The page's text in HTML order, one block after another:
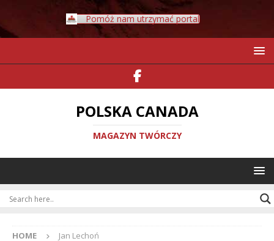
Pomóż nam utrzymać portal
POLSKA CANADA
MAGAZYN TWÓRCZY
HOME Jan Lechoń